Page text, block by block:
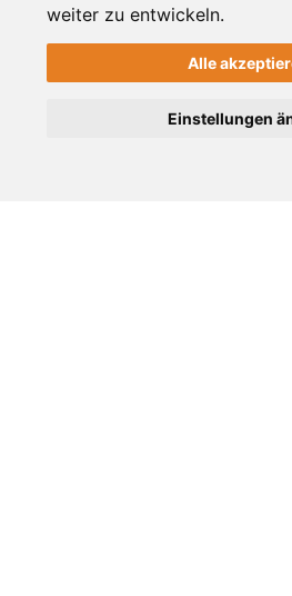
weiter zu entwickeln.
Alle
Einstellungen
ÜBER UNS
Das Stadt-Magazin für Viersen,
besten Veranstaltungen aus der